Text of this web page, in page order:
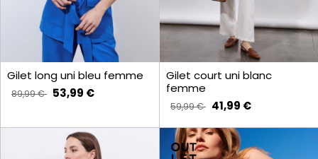
Gilet long uni bleu femme
89,99 € 53,99 €
Gilet court uni blanc
femme
59,99 € 41,99 €